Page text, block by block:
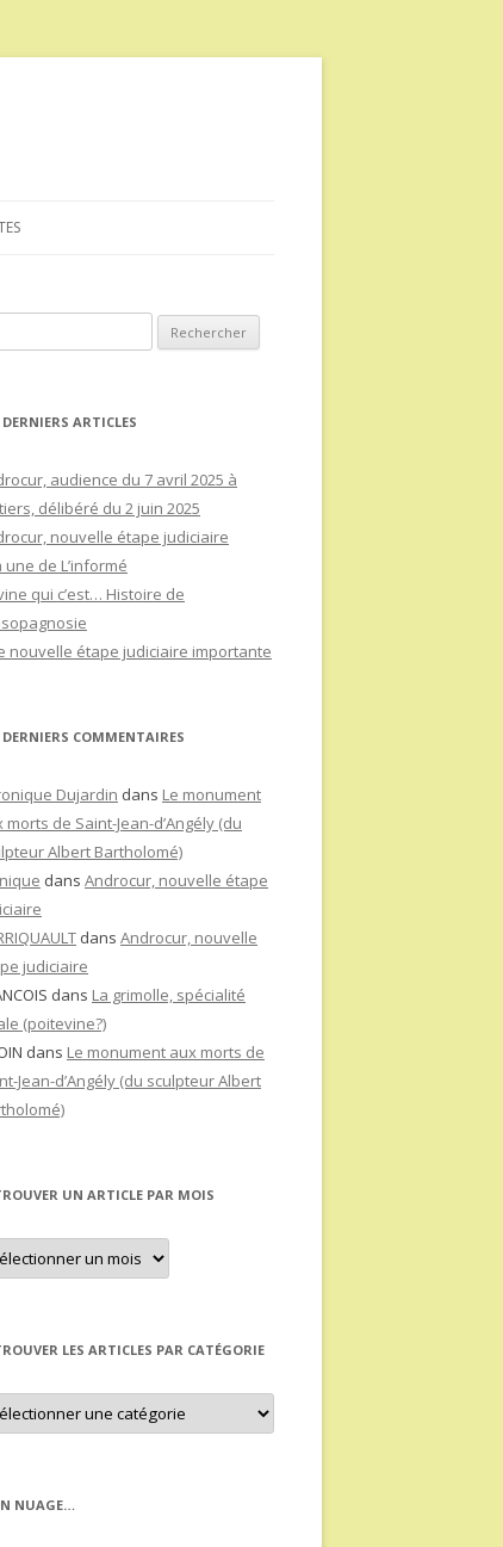
DERNIERS ARTICLES
audience du 7 avril 2025 à
délibéré du 2 juin 2025
nouvelle étape judiciaire
une de L’informé
qui c’est… Histoire de
nouvelle étape judiciaire importante
DERNIERS COMMENTAIRES
Dujardin dans Le monument
morts de Saint-Jean-d’Angély (du
Albert Bartholomé)
dans Androcur, nouvelle étape
dans Androcur, nouvelle
judiciaire
dans La grimolle, spécialité
(poitevine?)
dans Le monument aux morts de
Jean-d’Angély (du sculpteur Albert
UN ARTICLE PAR MOIS
LES ARTICLES PAR CATÉGORIE
NUAGE…